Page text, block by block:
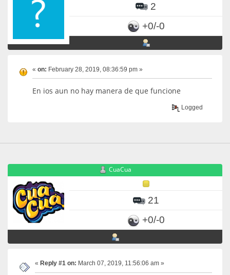
2
+0/-0
« on: February 28, 2019, 08:36:59 pm »
En ios aun no hay manera de que funcione
Logged
CuaCua
21
+0/-0
« Reply #1 on: March 07, 2019, 11:56:06 am »